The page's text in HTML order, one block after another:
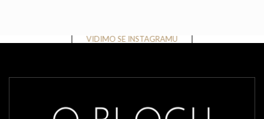
VIDIMO SE INSTAGRAMU
Instagram has returned invalid data.